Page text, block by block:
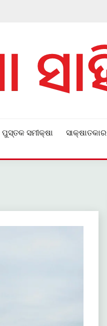
ପୁସ୍ତକ ସମୀକ୍ଷା ସାକ୍ଷାତକାର